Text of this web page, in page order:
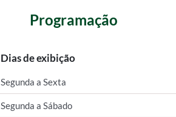
Programação
Dias de exibição
Segunda a Sexta
Segunda a Sábado